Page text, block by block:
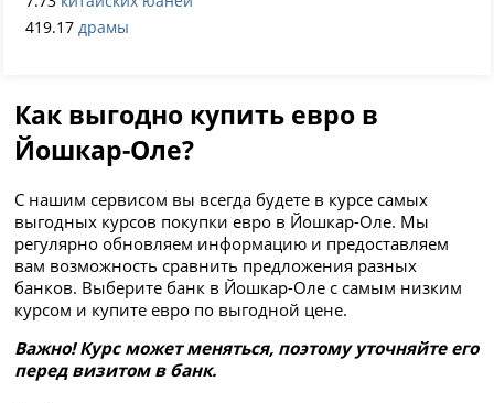
419.17драмы
Как выгодно купить евро в
Йошкар-Оле?
С нашим сервисом вы всегда будете в курсе самых
выгодных курсов покупки евро в Йошкар-Оле. Мы
регулярно обновляем информацию и предоставляем
вам возможность сравнить предложения разных
банков. Выберите банк в Йошкар-Оле с самым низким
курсом и купите евро по выгодной цене.
Важно! Курс может меняться, поэтому уточняйте его
перед визитом в банк.